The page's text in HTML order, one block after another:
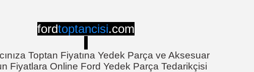
fordtoptancisi.com
Toptan Fiyatına Yedek Parça ve Aksesuar
Fiyatlara Online Ford Yedek Parça Tedarikçisi